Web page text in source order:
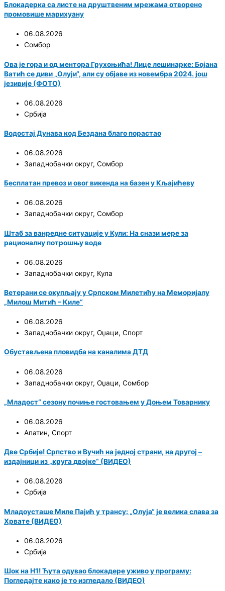
Блокадерка са листе на друштвеним мрежама отворено
промовише марихуану
06.08.2026
Сомбор
Ова је гора и од ментора Грухоњића! Лице лешинарке: Бојана
Ватић се диви „Олуји“, али су објаве из новембра 2024. још
језивије (ФОТО)
06.08.2026
Србија
Водостај Дунава код Бездана благо порастао
06.08.2026
Западнобачки округ, Сомбор
Бесплатан превоз и овог викенда на базен у Кљајићеву
06.08.2026
Западнобачки округ, Сомбор
Штаб за ванредне ситуације у Кули: На снази мере за
рационалну потрошњу воде
06.08.2026
Западнобачки округ, Кула
Ветерани се окупљају у Српском Милетићу на Меморијалу
„Милош Митић – Киле“
06.08.2026
Западнобачки округ, Оџаци, Спорт
Обустављена пловидба на каналима ДТД
06.08.2026
Западнобачки округ, Оџаци, Сомбор
„Младост“ сезону почиње гостовањем у Доњем Товарнику
06.08.2026
Апатин, Спорт
Две Србије! Српство и Вучић на једној страни, на другој –
издајници из „круга двојке“ (ВИДЕО)
06.08.2026
Србија
Младоусташе Миле Пајић у трансу: „Олуја“ је велика слава за
Хрвате (ВИДЕО)
06.08.2026
Србија
Шок на Н1! Ћута одувао блокадере уживо у програму:
Погледајте како је то изгледало (ВИДЕО)